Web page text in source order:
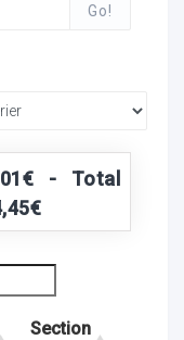
Go!
- Total
Section